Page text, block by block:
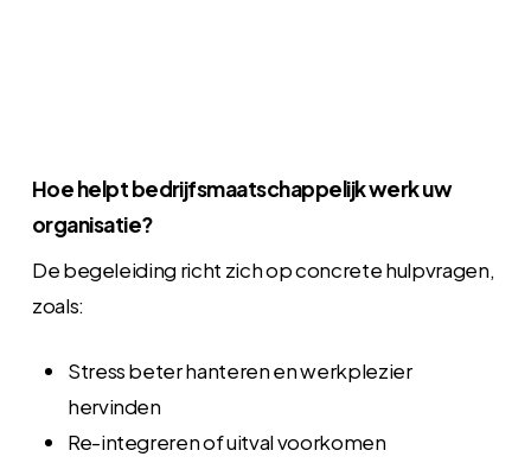
Hoe helpt bedrijfsmaatschappelijk werk uw
organisatie?
De begeleiding richt zich op concrete hulpvragen,
zoals:
Stress beter hanteren en werkplezier
hervinden
Re-integreren of uitval voorkomen